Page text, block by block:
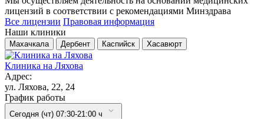
лицензий в соответствии с рекомендациями Минздрава
Все лицензии Правовая информация
Наши клиники
Махачкала Дербент Каспийск Хасавюрт
Клиника на Ляхова
Адрес:
ул. Ляхова, 22, 24
График работы
Сегодня (чт) 07:30-21:00 ч